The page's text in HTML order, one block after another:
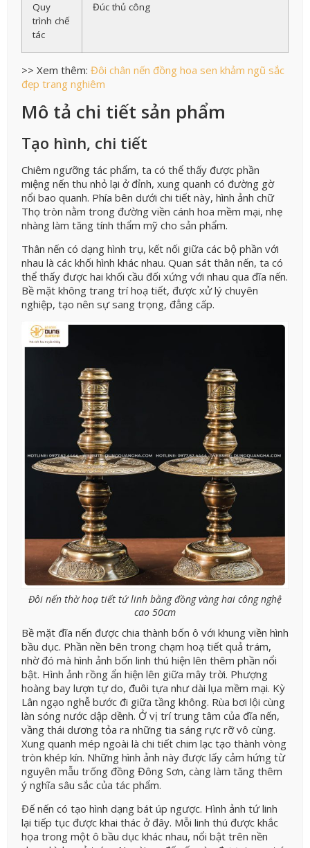
Quy
trình chế
tác
Đúc thủ công
>> Xem thêm: Đôi chân nến đồng hoa sen khảm ngũ sắc
đẹp trang nghiêm
Mô tả chi tiết sản phẩm
Tạo hình, chi tiết
Chiêm ngưỡng tác phẩm, ta có thể thấy được phần
miệng nến thu nhỏ lại ở đỉnh, xung quanh có đường gờ
nổi bao quanh. Phía bên dưới chi tiết này, hình ảnh chữ
Thọ tròn nằm trong đường viền cánh hoa mềm mại, nhẹ
nhàng làm tăng tính thẩm mỹ cho sản phẩm.
Thân nến có dạng hình trụ, kết nối giữa các bộ phần với
nhau là các khối hình khác nhau. Quan sát thân nến, ta có
thể thấy được hai khối cầu đối xứng với nhau qua đĩa nến.
Bề mặt không trang trí hoạ tiết, được xử lý chuyên
nghiệp, tạo nên sự sang trọng, đẳng cấp.
Đôi nến thờ hoạ tiết tứ linh bằng đồng vàng hai công nghệ
cao 50cm
Bề mặt đĩa nến được chia thành bốn ô với khung viền hình
bầu dục. Phần nền bên trong chạm hoạ tiết quả trám,
nhờ đó mà hình ảnh bốn linh thú hiện lên thêm phần nổi
bật. Hình ảnh rồng ẩn hiện lên giữa mây trời. Phượng
hoàng bay lượn tự do, đuôi tựa như dài lụa mềm mại. Kỳ
Lân ngạo nghễ bước đi giữa tầng không. Rùa bơi lội cùng
làn sóng nước dập dềnh. Ở vị trí trung tâm của đĩa nến,
vầng thái dương tỏa ra những tia sáng rực rỡ vô cùng.
Xung quanh mép ngoài là chi tiết chim lạc tạo thành vòng
tròn khép kín. Những hình ảnh này được lấy cảm hứng từ
nguyên mẫu trống đồng Đông Sơn, càng làm tăng thêm
ý nghĩa sâu sắc của tác phẩm.
Đế nến có tạo hình dạng bát úp ngược. Hình ảnh tứ linh
lại tiếp tục được khai thác ở đây. Mỗi linh thú được khắc
họa trong một ô bầu dục khác nhau, nổi bật trên nền